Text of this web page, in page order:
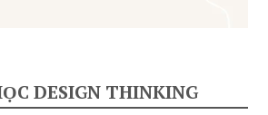
DESIGN THINKING